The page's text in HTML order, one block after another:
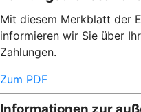
Mit diesem Merkblatt der
informieren wir Sie über
Zahlungen.
Zum PDF